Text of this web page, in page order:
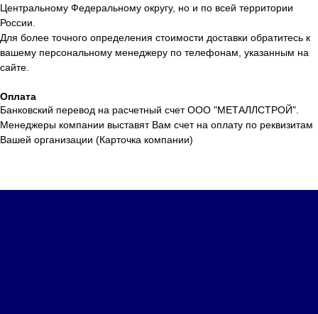
Центральному Федеральному округу, но и по всей территории
России.
Для более точного определения стоимости доставки обратитесь к
вашему персональному менеджеру по телефонам, указанным на
сайте.
Оплата
Банковский перевод на расчетный счет ООО "МЕТАЛЛСТРОЙ".
Менеджеры компании выставят Вам счет на оплату по реквизитам
Вашей организации (Карточка компании)